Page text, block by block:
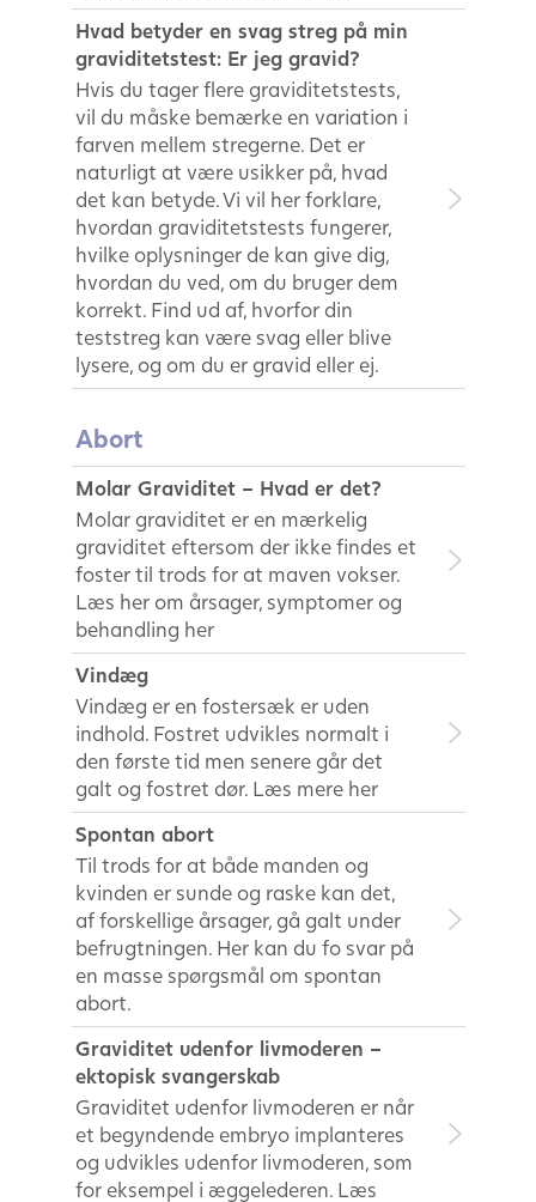
Hvad betyder en svag streg på min
graviditetstest: Er jeg gravid?
Hvis du tager flere graviditetstests,
vil du måske bemærke en variation i
farven mellem stregerne. Det er
naturligt at være usikker på, hvad
det kan betyde. Vi vil her forklare,
hvordan graviditetstests fungerer,
hvilke oplysninger de kan give dig,
hvordan du ved, om du bruger dem
korrekt. Find ud af, hvorfor din
teststreg kan være svag eller blive
lysere, og om du er gravid eller ej.
Abort
Molar Graviditet – Hvad er det?
Molar graviditet er en mærkelig
graviditet eftersom der ikke findes et
foster til trods for at maven vokser.
Læs her om årsager, symptomer og
behandling her
Vindæg
Vindæg er en fostersæk er uden
indhold. Fostret udvikles normalt i
den første tid men senere går det
galt og fostret dør. Læs mere her
Spontan abort
Til trods for at både manden og
kvinden er sunde og raske kan det,
af forskellige årsager, gå galt under
befrugtningen. Her kan du fo svar på
en masse spørgsmål om spontan
abort.
Graviditet udenfor livmoderen –
ektopisk svangerskab
Graviditet udenfor livmoderen er når
et begyndende embryo implanteres
og udvikles udenfor livmoderen, som
for eksempel i æggelederen. Læs